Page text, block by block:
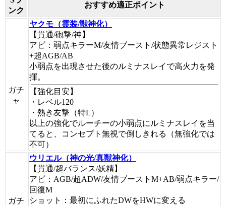
ンク
おすすめ適正ポイント
ガチ
ャ
ヤクモ（霊装/獣神化）
【貫通/砲撃/神】
アビ：弱点キラーM/友情ブースト/状態異常レジスト
+超AGB/AB
小弱点を出現させた後のルミナスレイで高火力を発
揮。
【強化目安】
・レベル120
・熱き友撃（特L）
以上の強化でルーチーの小弱点にルミナスレイを当
てると、コンセプト無視で倒しきれる（無強化では
不可）
ガチ
ウリエル（神の光/真獣神化）
【貫通/超バランス/妖精】
アビ：AGB/超ADW/友情ブーストM+AB/弱点キラー/
回復M
ショット：最初にふれたDWをHWに変える